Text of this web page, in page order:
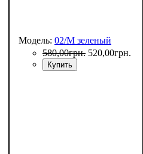
Модель: 02/M зеленый
580,00грн. 520,00грн.
Купить